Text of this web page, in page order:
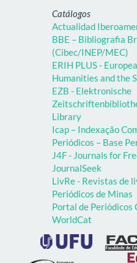
Catálogos
Actualidad
BBE – Bibliografia
(Cibec/INEP/MEC)
ERIH PLUS -
Humanities and the
EZB - Elektronische
Library
Icap – Indexação
Periódicos – Base
J4F - Journals for
JournalSeek
LivRe - Revistas de
Periódicos de Minas
Portal de Periódicos
WorldCat